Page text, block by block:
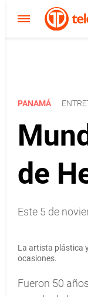
PANAMÁ
de
Este 5 de
La artista plástica
ocasiones.
Fueron 50